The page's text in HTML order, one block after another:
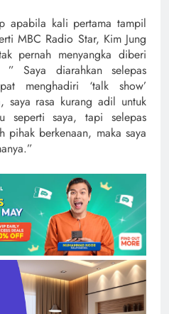
apabila kali pertama tampil
MBC Radio Star, Kim Jung
pernah menyangka diberi
” Saya diarahkan selepas
menghadiri ‘talk show’
saya rasa kurang adil untuk
seperti saya, tapi selepas
pihak berkenaan, maka saya